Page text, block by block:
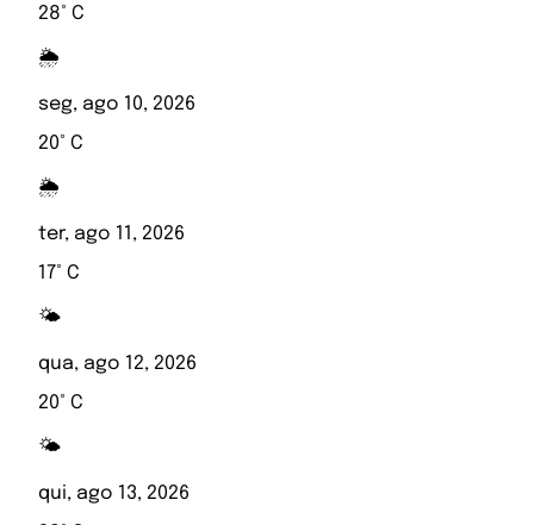
28° C
🌦️
seg, ago 10, 2026
20° C
🌦️
ter, ago 11, 2026
17° C
🌤️
qua, ago 12, 2026
20° C
🌤️
qui, ago 13, 2026